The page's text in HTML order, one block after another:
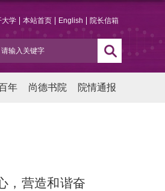
大学 本站首页 English 院长信箱
年 尚德书院 院情通报
，营造和谐奋